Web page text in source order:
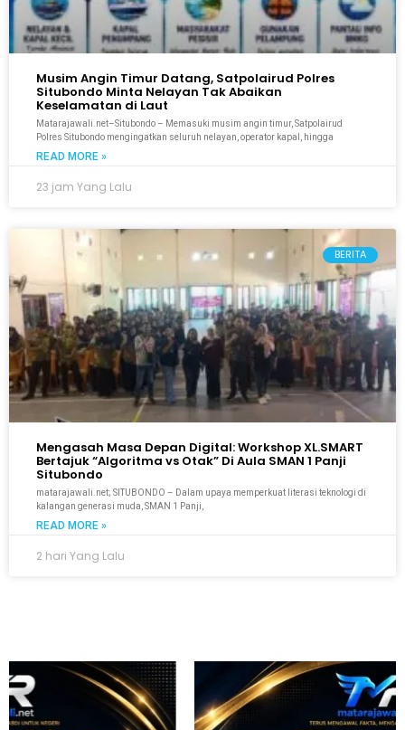
Musim Angin Timur Datang, Satpolairud Polres
Situbondo Minta Nelayan Tak Abaikan
Keselamatan di Laut
Matarajawali.net–Situbondo – Memasuki musim angin timur, Satpolairud
Polres Situbondo mengingatkan seluruh nelayan, operator kapal, hingga
READ MORE »
23 jam Yang Lalu
BERITA
Mengasah Masa Depan Digital: Workshop XL.SMART
Bertajuk “Algoritma vs Otak” Di Aula SMAN 1 Panji
Situbondo
matarajawali.net; SITUBONDO – Dalam upaya memperkuat literasi teknologi di
kalangan generasi muda, SMAN 1 Panji,
READ MORE »
2 hari Yang Lalu